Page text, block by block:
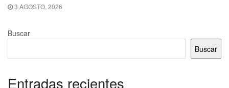
3 AGOSTO, 2026
Buscar
Buscar
Entradas recientes